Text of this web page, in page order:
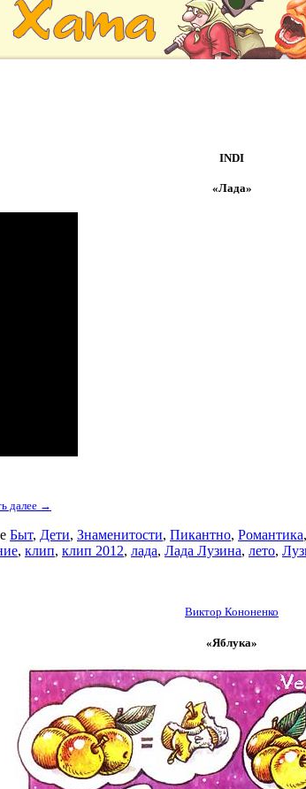
INDI
«Лада»
далее →
Быт, Дети, Знаменитости, Пикантно, Романтика,
, клип, клип 2012, лада, Лада Лузина, лето,
Виктор Кононенко
«Яблука»